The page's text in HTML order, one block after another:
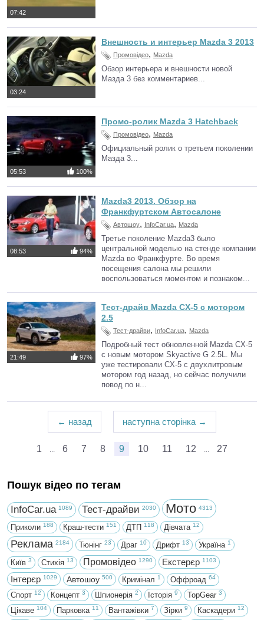
07:42
03:24
Внешность и интерьер Mazda 3 2013
Промовідео, Mazda
Обзор интерьера и внешности новой
Мазда 3 без комментариев...
05:53 100%
Промо-ролик Mazda 3 Hatchback
Промовідео, Mazda
Официальный ролик о третьем поколении
Мазда 3...
08:53 94%
Mazda3 2013. Обзор на
Франкфуртском Автосалоне
Автошоу, InfoCar.ua, Mazda
Третье поколение Mazda3 было
центральной моделью на стенде компании
Mazda во Франкфурте. Во время
посещения салона мы решили
воспользоваться моментом и познаком...
21:49 97%
Тест-драйв Mazda CX-5 с мотором
2.5
Тест-драйви, InfoCar.ua, Mazda
Подробный тест обновленной Mazda CX-5
с новым мотором Skyactive G 2.5L. Мы
уже тестировали CX-5 с двухлитровым
мотором год назад, но сейчас получили
повод по н...
← назад наступна сторінка →
1 ... 6 7 8 9 10 11 12 ... 27
Пошук відео по тегам
InfoCar.ua 1089 Тест-драйви 2030 Мото 4313
Приколи 188 Краш-тести 151 ДТП 118 Дівчата 12
Реклама 2184 Тюнінг 23 Драг 10 Дрифт 13 Україна 1
Київ 3 Стихія 13 Промовідео 1290 Екстерєр 1103
Інтерєр 1029 Автошоу 500 Кримінал 1 Оффроад 64
Спорт 12 Концепт 3 Шпионерія 2 Історія 9 TopGear 3
Цікаве 104 Парковка 11 Вантажівки 7 Зірки 9 Каскадери 12